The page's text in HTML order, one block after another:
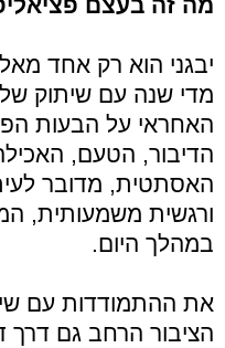
יבגני הוא רק אחד
מדי שנה עם שיתוק
האחראי על הבעות
הדיבור, הטעם,
האסתטית, מדובר
ורגשית משמעותית,
במהלך היום.
את ההתמודדות עם
הציבור הרחב גם דרך